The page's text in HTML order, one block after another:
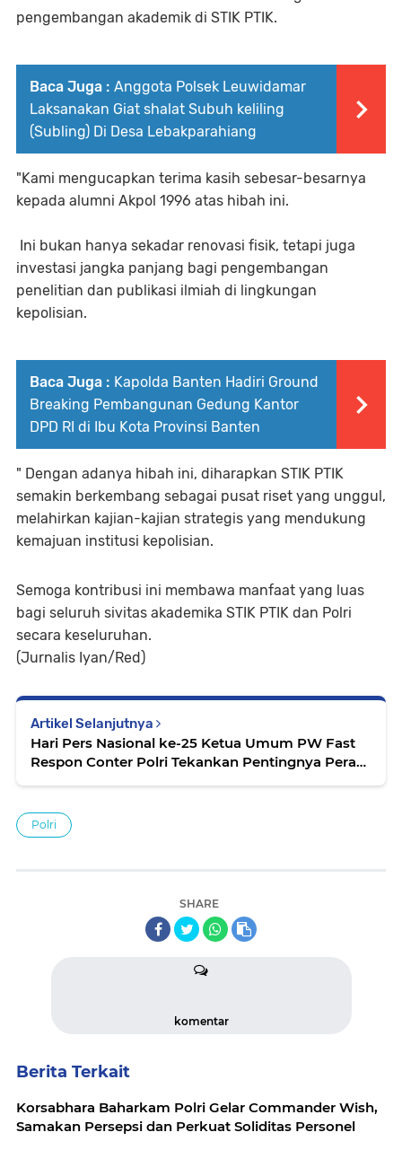
pengembangan akademik di STIK PTIK.
Baca Juga : Anggota Polsek Leuwidamar
Laksanakan Giat shalat Subuh keliling
(Subling) Di Desa Lebakparahiang
"Kami mengucapkan terima kasih sebesar-besarnya
kepada alumni Akpol 1996 atas hibah ini.
Ini bukan hanya sekadar renovasi fisik, tetapi juga
investasi jangka panjang bagi pengembangan
penelitian dan publikasi ilmiah di lingkungan
kepolisian.
Baca Juga : Kapolda Banten Hadiri Ground
Breaking Pembangunan Gedung Kantor
DPD RI di Ibu Kota Provinsi Banten
" Dengan adanya hibah ini, diharapkan STIK PTIK
semakin berkembang sebagai pusat riset yang unggul,
melahirkan kajian-kajian strategis yang mendukung
kemajuan institusi kepolisian.
Semoga kontribusi ini membawa manfaat yang luas
bagi seluruh sivitas akademika STIK PTIK dan Polri
secara keseluruhan.
(Jurnalis Iyan/Red)
Artikel Selanjutnya
Hari Pers Nasional ke-25 Ketua Umum PW Fast
Respon Conter Polri Tekankan Pentingnya Peran
Polri
SHARE
komentar
Berita Terkait
Korsabhara Baharkam Polri Gelar Commander Wish,
Samakan Persepsi dan Perkuat Soliditas Personel